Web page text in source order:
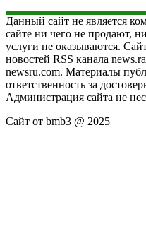
Данный сайт не является
сайте ни чего не продают,
услуги не оказываются.
новостей RSS канала
newsru.com. Материалы
ответственность за
Администрация сайта не
Сайт от bmb3 @ 2025